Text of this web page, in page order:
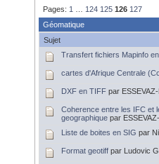
Pages: 1 124 125 126 127
Géomatique
Sujet
Transfert fichiers Mapinfo
cartes d'Afrique Centrale
DXF en TIFF par
Coherence entre les IFC et
geographique par
Liste de boites en SIG par
Format geotiff par Ludovic